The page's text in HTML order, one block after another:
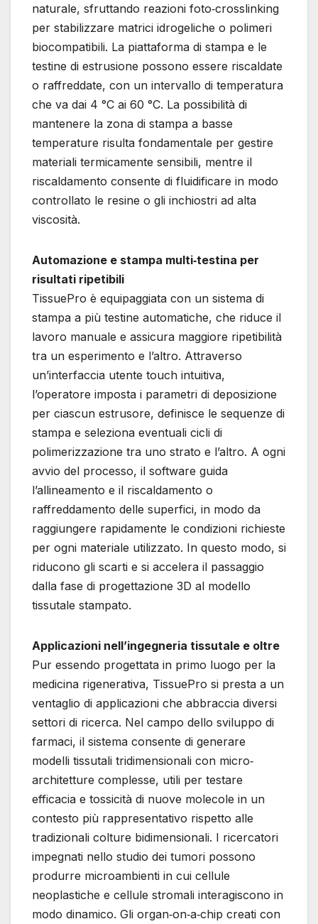
naturale, sfruttando reazioni foto‐crosslinking
per stabilizzare matrici idrogeliche o polimeri
biocompatibili. La piattaforma di stampa e le
testine di estrusione possono essere riscaldate
o raffreddate, con un intervallo di temperatura
che va dai 4 °C ai 60 °C. La possibilità di
mantenere la zona di stampa a basse
temperature risulta fondamentale per gestire
materiali termicamente sensibili, mentre il
riscaldamento consente di fluidificare in modo
controllato le resine o gli inchiostri ad alta
viscosità.
Automazione e stampa multi‐testina per
risultati ripetibili
TissuePro è equipaggiata con un sistema di
stampa a più testine automatiche, che riduce il
lavoro manuale e assicura maggiore ripetibilità
tra un esperimento e l’altro. Attraverso
un’interfaccia utente touch intuitiva,
l’operatore imposta i parametri di deposizione
per ciascun estrusore, definisce le sequenze di
stampa e seleziona eventuali cicli di
polimerizzazione tra uno strato e l’altro. A ogni
avvio del processo, il software guida
l’allineamento e il riscaldamento o
raffreddamento delle superfici, in modo da
raggiungere rapidamente le condizioni richieste
per ogni materiale utilizzato. In questo modo, si
riducono gli scarti e si accelera il passaggio
dalla fase di progettazione 3D al modello
tissutale stampato.
Applicazioni nell’ingegneria tissutale e oltre
Pur essendo progettata in primo luogo per la
medicina rigenerativa, TissuePro si presta a un
ventaglio di applicazioni che abbraccia diversi
settori di ricerca. Nel campo dello sviluppo di
farmaci, il sistema consente di generare
modelli tissutali tridimensionali con micro‐
architetture complesse, utili per testare
efficacia e tossicità di nuove molecole in un
contesto più rappresentativo rispetto alle
tradizionali colture bidimensionali. I ricercatori
impegnati nello studio dei tumori possono
produrre microambienti in cui cellule
neoplastiche e cellule stromali interagiscono in
modo dinamico. Gli organ‐on‐a‐chip creati con